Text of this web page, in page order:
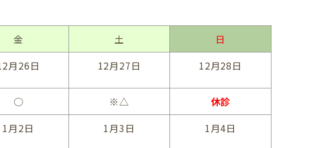
金 土
日
月26日 12月27日 12月28日
○ ※△
休診
1月2日 1月3日 1月4日